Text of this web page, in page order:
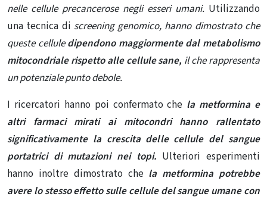
nelle cellule precancerose negli esseri umani. Utilizzando
una tecnica di screening genomico, hanno dimostrato che
queste celluledipendono maggiormente dal metabolismo
mitocondriale rispetto alle cellule sane, il che rappresenta
un potenziale punto debole.
I ricercatori hanno poi confermato che la metformina e
altri farmaci mirati ai mitocondri hanno rallentato
significativamente la crescita delle cellule del sangue
portatrici di mutazioni nei topi. Ulteriori esperimenti
hanno inoltre dimostrato chela metformina potrebbe
avere lo stesso effetto sulle cellule del sangue umane con